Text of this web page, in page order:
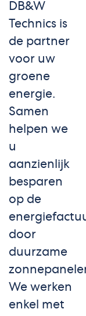
DB&W
Technics is
de partner
voor uw
groene
energie.
Samen
helpen we
u
aanzienlijk
besparen
op de
door
duurzame
We werken
enkel met